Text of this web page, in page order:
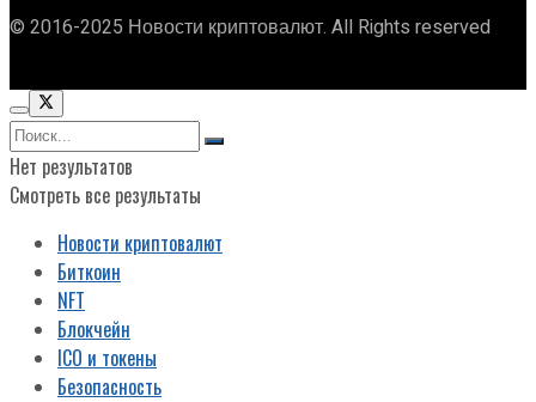
© 2016-2025 Новости криптовалют. All Rights reserved
Нет результатов
Смотреть все результаты
Новости криптовалют
Биткоин
NFT
Блокчейн
ICO и токены
Безопасность